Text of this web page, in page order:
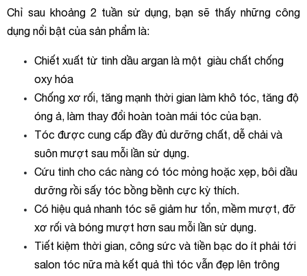
Chỉ sau khoảng 2 tuần sử dụng, bạn sẽ thấy những công
dụng nổi bật của sản phẩm là:
Chiết xuất từ tinh dầu argan là một giàu chất chống
oxy hóa
Chống xơ rối, tăng mạnh thời gian làm khô tóc, tăng độ
óng ả, làm thay đổi hoàn toàn mái tóc của bạn.
Tóc được cung cấp đầy đủ dưỡng chất, dễ chải và
suôn mượt sau mỗi lần sử dụng.
Cứu tinh cho các nàng có tóc mỏng hoặc xẹp, bôi dầu
dưỡng rồi sấy tóc bồng bềnh cực kỳ thích.
Có hiệu quả nhanh tóc sẽ giảm hư tổn, mềm mượt, đỡ
xơ rối và bóng mượt hơn sau mỗi lần sử dụng.
Tiết kiệm thời gian, công sức và tiền bạc do ít phải tới
salon tóc nữa mà kết quả thì tóc vẫn đẹp lên trông